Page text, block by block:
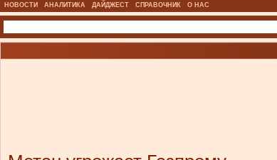
НОВОСТИ АНАЛИТИКА ДАЙДЖЕСТ СПРАВОЧНИК О НАС